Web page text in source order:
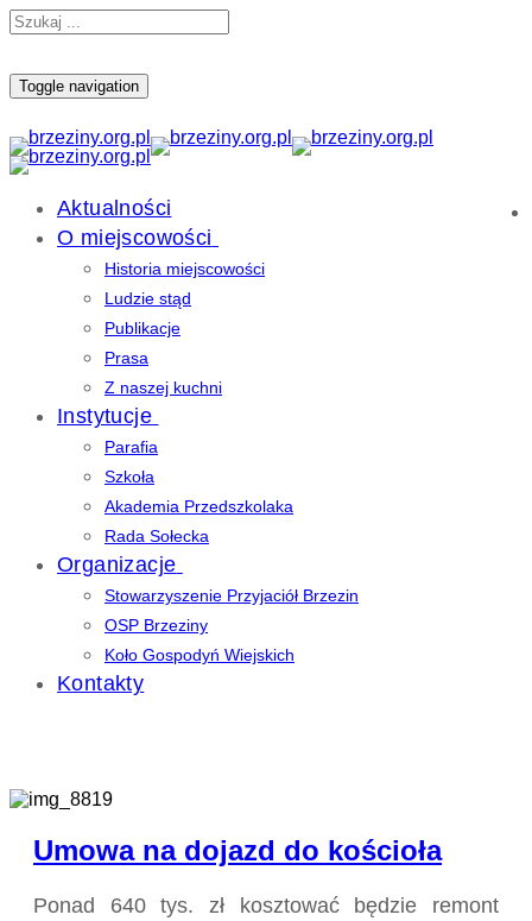
Toggle navigation
Aktualności
O miejscowości
Historia miejscowości
Ludzie stąd
Publikacje
Prasa
Z naszej kuchni
Instytucje
Parafia
Szkoła
Akademia Przedszkolaka
Rada Sołecka
Organizacje
Stowarzyszenie Przyjaciół Brzezin
OSP Brzeziny
Koło Gospodyń Wiejskich
Kontakty
Umowa na dojazd do kościoła
Ponad 640 tys. zł kosztować będzie remont